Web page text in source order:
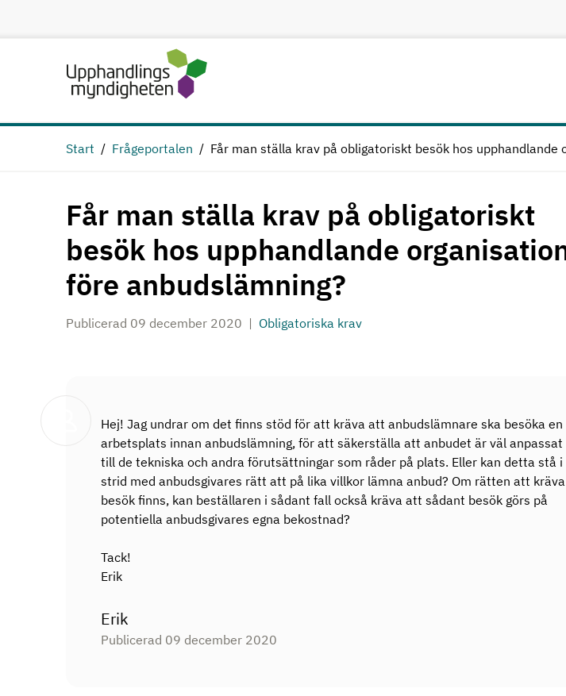
Start Frågeportalen Får man ställa krav på obligatoriskt besök hos upphandlande
Får man ställa krav på obligatoriskt
besök hos upphandlande
före anbudslämning?
Publicerad 09 december 2020 Obligatoriska krav
Hej! Jag undrar om det finns stöd för att kräva att anbudslämnare ska besöka en
arbetsplats innan anbudslämning, för att säkerställa att anbudet är väl anpassat
till de tekniska och andra förutsättningar som råder på plats. Eller kan detta stå i
strid med anbudsgivares rätt att på lika villkor lämna anbud? Om rätten att kräva
besök finns, kan beställaren i sådant fall också kräva att sådant besök görs på
potentiella anbudsgivares egna bekostnad?
Tack!
Erik
Erik
Publicerad 09 december 2020